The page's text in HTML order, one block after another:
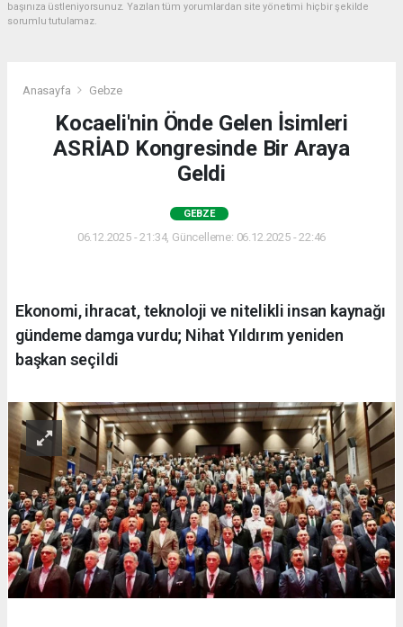
başınıza üstleniyorsunuz. Yazılan tüm yorumlardan site yönetimi hiçbir şekilde
sorumlu tutulamaz.
Anasayfa Gebze
Kocaeli'nin Önde Gelen İsimleri
ASRİAD Kongresinde Bir Araya
Geldi
GEBZE
06.12.2025 - 21:34, Güncelleme: 06.12.2025 - 22:46
Ekonomi, ihracat, teknoloji ve nitelikli insan kaynağı
gündeme damga vurdu; Nihat Yıldırım yeniden
başkan seçildi